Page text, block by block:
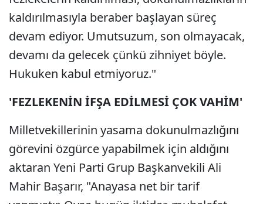
kaldırılmasıyla beraber başlayan süreç
devam ediyor. Umutsuzum, son olmayacak,
devamı da gelecek çünkü zihniyet böyle.
Hukuken kabul etmiyoruz."
'FEZLEKENİN İFŞA EDİLMESİ ÇOK VAHİM'
Milletvekillerinin yasama dokunulmazlığını
görevini özgürce yapabilmek için aldığını
aktaran Yeni Parti Grup Başkanvekili Ali
Mahir Başarır, "Anayasa net bir tarif